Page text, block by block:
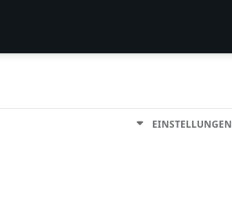
EINSTELLUNGEN